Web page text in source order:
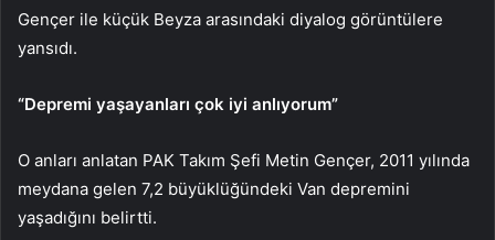
Gençer ile küçük Beyza arasındaki diyalog görüntülere
yansıdı.
“Depremi yaşayanları çok iyi anlıyorum”
O anları anlatan PAK Takım Şefi Metin Gençer, 2011 yılında
meydana gelen 7,2 büyüklüğündeki Van depremini
yaşadığını belirtti.